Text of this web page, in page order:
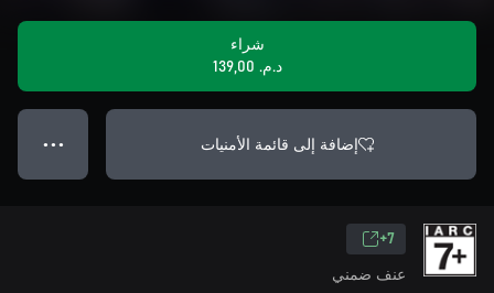
شراء
د.م.‏ 139,00
إضافة إلى قائمة الأمنيات ● ● ●
7+
عنف ضمني